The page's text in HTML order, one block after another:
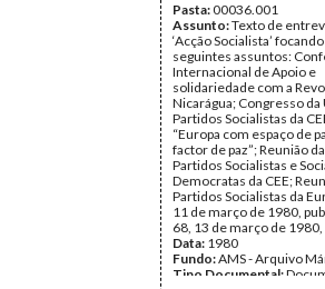
Pasta:00036.001
Assunto:Texto de
‘Acção Socialista’
seguintes assuntos:
Internacional de Apoio e
solidariedade com a
Nicarágua; Congresso da
Partidos Socialistas da
“Europa com espaço de
factor de paz”; Reunião
Partidos Socialistas e
Democratas da CEE;
Partidos Socialistas da
11 de março de 1980,
68, 13 de março de
Data: 1980
Fundo:AMS - Arquivo
Tipo Documental: